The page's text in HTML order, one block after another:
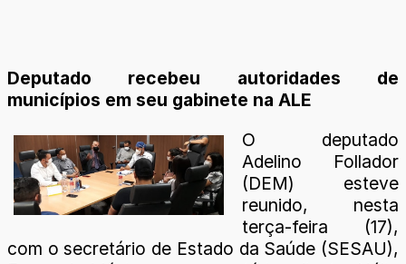
Deputado recebeu autoridades de
municípios em seu gabinete na ALE
O deputado
Adelino Follador
(DEM) esteve
reunido, nesta
terça-feira (17),
com o secretário de Estado da Saúde (SESAU),